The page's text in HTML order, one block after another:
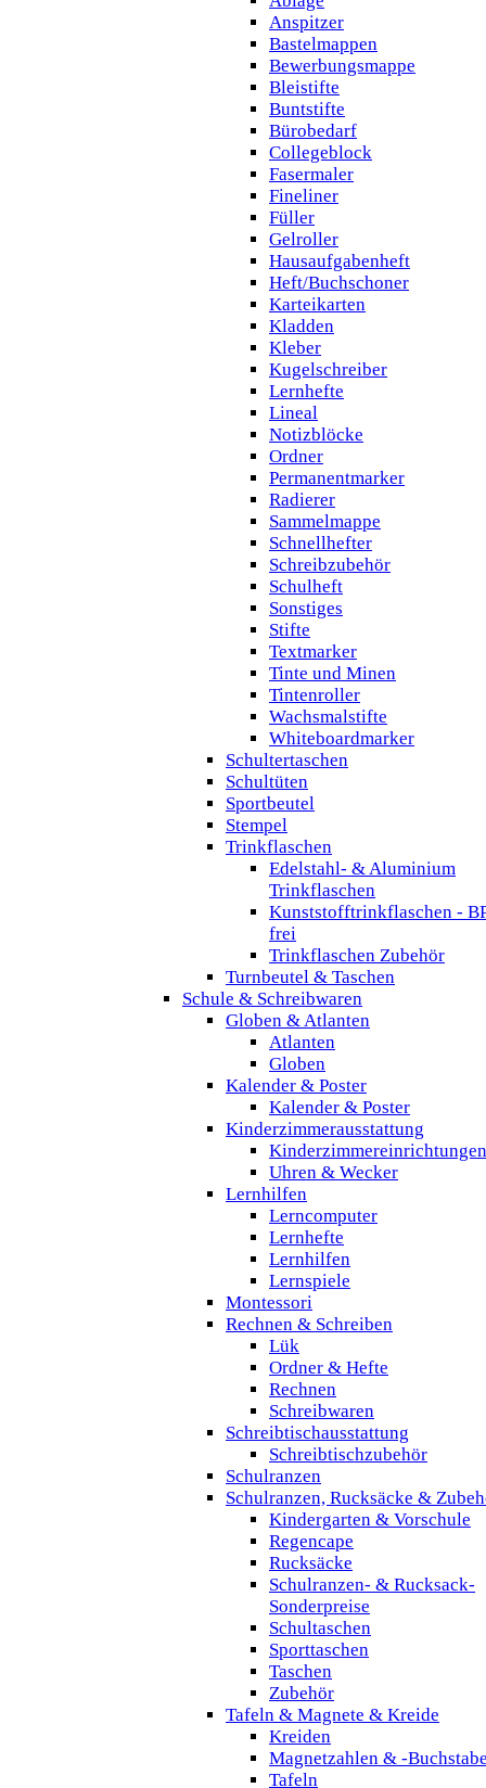
Anspitzer
Bastelmappen
Bewerbungsmappe
Bleistifte
Buntstifte
Bürobedarf
Collegeblock
Fasermaler
Fineliner
Füller
Gelroller
Hausaufgabenheft
Heft/Buchschoner
Karteikarten
Kladden
Kleber
Kugelschreiber
Lernhefte
Lineal
Notizblöcke
Ordner
Permanentmarker
Radierer
Sammelmappe
Schnellhefter
Schreibzubehör
Schulheft
Sonstiges
Stifte
Textmarker
Tinte und Minen
Tintenroller
Wachsmalstifte
Whiteboardmarker
Schultertaschen
Schultüten
Sportbeutel
Stempel
Trinkflaschen
Edelstahl- & Aluminium
Trinkflaschen
Kunststofftrinkflaschen -
frei
Trinkflaschen Zubehör
Turnbeutel & Taschen
Schule & Schreibwaren
Globen & Atlanten
Atlanten
Globen
Kalender & Poster
Kalender & Poster
Kinderzimmerausstattung
Kinderzimmereinrichtungen
Uhren & Wecker
Lernhilfen
Lerncomputer
Lernhefte
Lernhilfen
Lernspiele
Montessori
Rechnen & Schreiben
Lük
Ordner & Hefte
Rechnen
Schreibwaren
Schreibtischausstattung
Schreibtischzubehör
Schulranzen
Schulranzen, Rucksäcke &
Kindergarten & Vorschule
Regencape
Rucksäcke
Schulranzen- & Rucksack-
Sonderpreise
Schultaschen
Sporttaschen
Taschen
Zubehör
Tafeln & Magnete & Kreide
Kreiden
Magnetzahlen & -
Tafeln